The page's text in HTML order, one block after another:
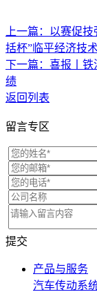
上一篇：以赛促
括杯”临平经济技
下一篇：喜报丨铁
绩
返回列表
留言专区
提交
产品与服务
汽车传动系